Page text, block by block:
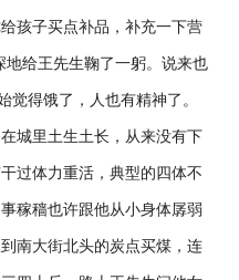
孩子买点补品，补充一下营
地给王先生鞠了一躬。说来也
觉得饿了，人也有精神了。
城里土生土长，从来没有下
过体力重活，典型的四体不
稼穑也许跟他从小身体孱弱
南大街北头的炭点买煤，连